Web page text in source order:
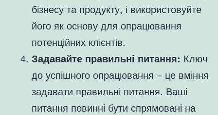
бізнесу та продукту, і використовуйте
його як основу для опрацювання
потенційних клієнтів.
Задавайте правильні питання: Ключ
до успішного опрацювання – це вміння
задавати правильні питання. Ваші
питання повинні бути спрямовані на